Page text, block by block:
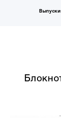
Выпуски